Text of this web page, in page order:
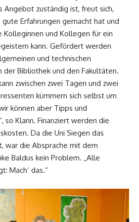
Angebot zuständig ist, freut sich,
gute Erfahrungen gemacht hat und
und Kollegen für ein
kann. Gefördert werden
und technischen
der Bibliothek und den Fakultäten.
zwischen zwei Tagen und zwei
kümmern sich selbst um
können aber Tipps und
so Klann. Finanziert werden die
Da die Uni Siegen das
war die Absprache mit dem
Baldus kein Problem. „Alle
Mach‘ das.“